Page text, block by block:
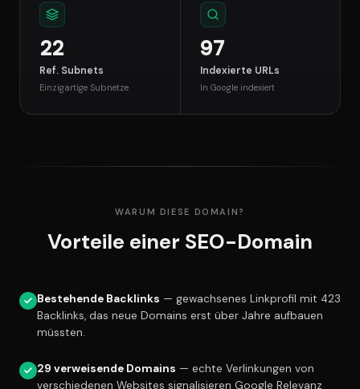
22
Ref. Subnets
Einzigartige Subnetze
97
Indexierte URLs
In Google indexiert
WARUM DIESE DOMAIN?
Vorteile einer SEO-Domain
Bestehende Backlinks — gewachsenes Linkprofil mit 423
Backlinks, das neue Domains erst über Jahre aufbauen
müssten.
29 verweisende Domains — echte Verlinkungen von
verschiedenen Websites signalisieren Google Relevanz